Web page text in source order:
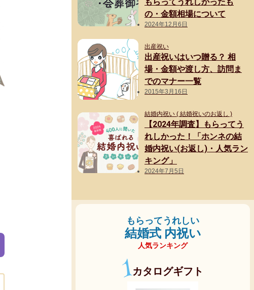
の・金額相場について
2024年12月6日
出産祝い
出産祝いはいつ贈る？ 相
場・金額や渡し方、訪問ま
でのマナー一覧
2015年3月16日
結婚内祝い ( 結婚祝いのお返し )
【2024年調査】もらってう
れしかった！「ホンネの結
婚内祝い(お返し)・人気ラン
キング」
2024年7月5日
もらってうれしい
結婚式 内祝い
人気ランキング
1カタログギフト